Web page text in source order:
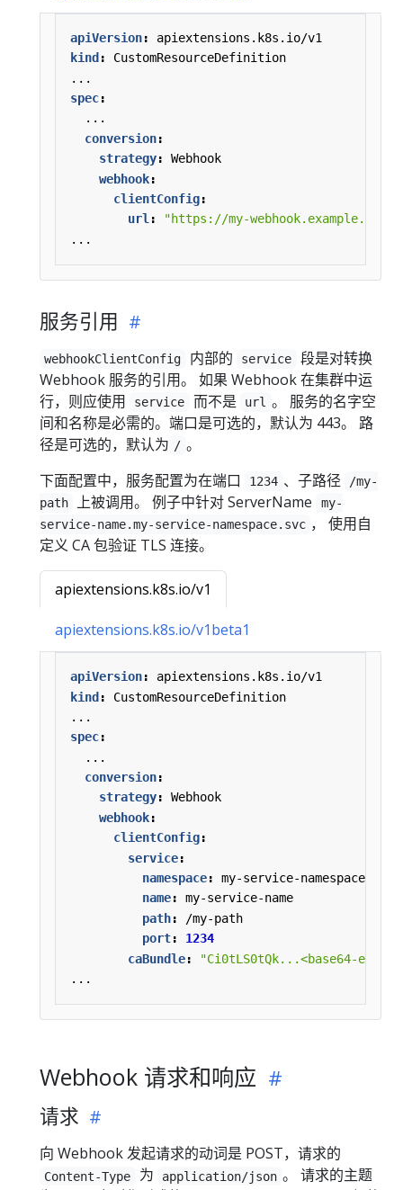
apiVersion:
apiextensions.k8s.io/v1
kind :
CustomResourceDefinition
...
spec:
...
conversion:
strategy:
Webhook
webhook:
clientConfig:
url:
"https://my-
...
服务引用
webhookClientConfig 内部的 service
段是对转换
Webhook 服务的引用。 如果 Webhook 在集群中运
行，则应使用
service 而不是 url 。 服务的名字空
间和名称是必需的。端口是可选的，默认为 443。 路
径是可选的，默认为 / 。
下面配置中，服务配置为在端口
1234 、子路径
/my-
path
上被调用。 例子中针对 ServerName
my-
service-name.my-service-namespace.svc ， 使用自
定义 CA 包验证 TLS 连接。
apiextensions.k8s.io/v1
apiextensions.k8s.io/v1beta1
apiVersion:
apiextensions.k8s.io/v1
kind:
CustomResourceDefinition
...
spec:
...
conversion:
strategy:
Webhook
webhook:
clientConfig:
service:
namespace:
my-service-namespace
name:
my-service-name
path:
/my-path
port:
1234
caBundle:
"Ci0tLS0tQk...<base64-
...
Webhook 请求和响应
请求
向 Webhook 发起请求的动词是 POST，请求的
Content-Type 为 application/json 。 请求的主题